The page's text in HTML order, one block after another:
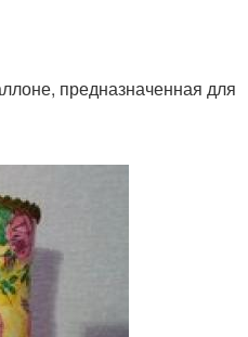
предназначенная для